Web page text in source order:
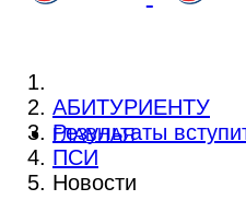
ГЛАВНАЯ
АБИТУРИЕНТУ
Результаты
ПСИ
Новости